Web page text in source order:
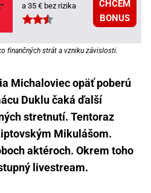
a 35 € bez rizika
CHCEM
BONUS
finančných strát a vzniku závislosti.
Michaloviec opäť poberú
Duklu čaká ďalší
stretnutí. Tentoraz
Mikulášom.
aktéroch. Okrem toho
livestream.